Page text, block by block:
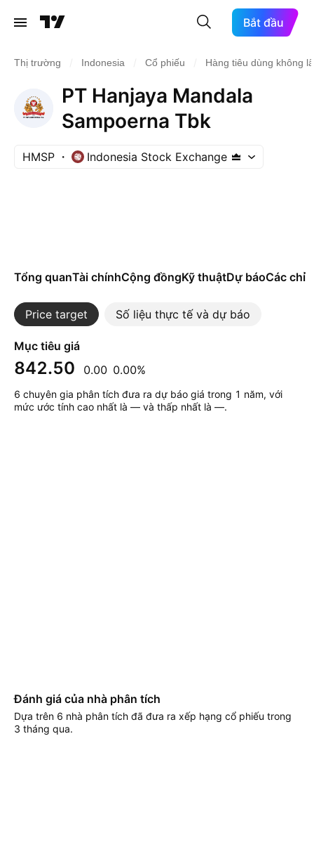
Bắt đầu
Thị trường Indonesia Cổ phiếu Hàng tiêu dùng không
PT Hanjaya Mandala
Sampoerna Tbk
HMSP Indonesia Stock Exchange
Tổng quanTài chínhCộng đồngKỹ thuậtDự báoCác chỉ
Price target Số liệu thực tế và dự báo
Mục tiêu giá
842.50 0.00 0.00%
6 chuyên gia phân tích đưa ra dự báo giá trong 1 năm, với
mức ước tính cao nhất là — và thấp nhất là —.
Đánh giá của nhà phân tích
Dựa trên 6 nhà phân tích đã đưa ra xếp hạng cổ phiếu trong
3 tháng qua.